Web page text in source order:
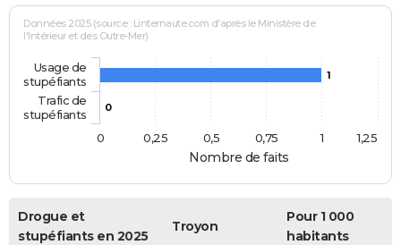
Nombre de faits
Données 2025 (source : Linternaute.com d'après le Ministère de
l'Intérieur et des Outre-Mer)
1
0
Usage de
stupéfiants
Trafic de
stupéfiants
0
1
0,25 0,5 0,75 1,25
Drogue et
stupéfiants en 2025
Troyon
Pour 1 000
habitants